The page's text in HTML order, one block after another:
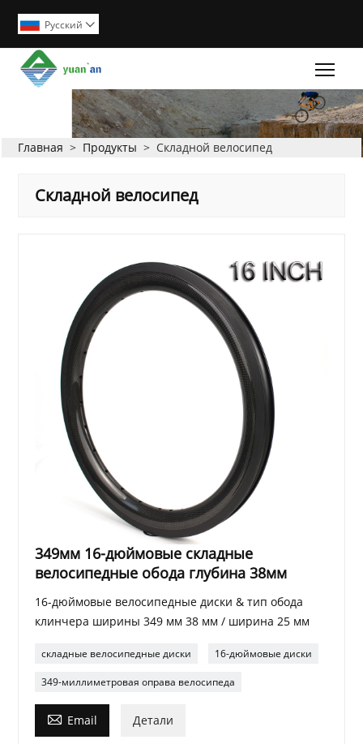
Pусский 
Главная > Продукты > Складной велосипед
Складной велосипед
349мм 16-дюймовые складные
велосипедные обода глубина 38мм
16-дюймовые велосипедные диски & тип обода
клинчера ширины 349 мм 38 мм / ширина 25 мм
складные велосипедные диски 16-дюймовые диски
349-миллиметровая оправа велосипеда
 Email Детали